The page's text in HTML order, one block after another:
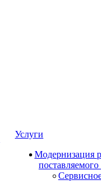
Услуги
Модернизация